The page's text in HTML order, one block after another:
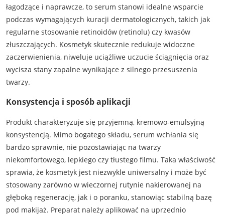
łagodzące i naprawcze, to serum stanowi idealne wsparcie
podczas wymagających kuracji dermatologicznych, takich jak
regularne stosowanie retinoidów (retinolu) czy kwasów
złuszczających. Kosmetyk skutecznie redukuje widoczne
zaczerwienienia, niweluje uciążliwe uczucie ściągnięcia oraz
wycisza stany zapalne wynikające z silnego przesuszenia
twarzy.
Konsystencja i sposób aplikacji
Produkt charakteryzuje się przyjemną, kremowo-emulsyjną
konsystencją. Mimo bogatego składu, serum wchłania się
bardzo sprawnie, nie pozostawiając na twarzy
niekomfortowego, lepkiego czy tłustego filmu. Taka właściwość
sprawia, że kosmetyk jest niezwykle uniwersalny i może być
stosowany zarówno w wieczornej rutynie nakierowanej na
głęboką regenerację, jak i o poranku, stanowiąc stabilną bazę
pod makijaż. Preparat należy aplikować na uprzednio